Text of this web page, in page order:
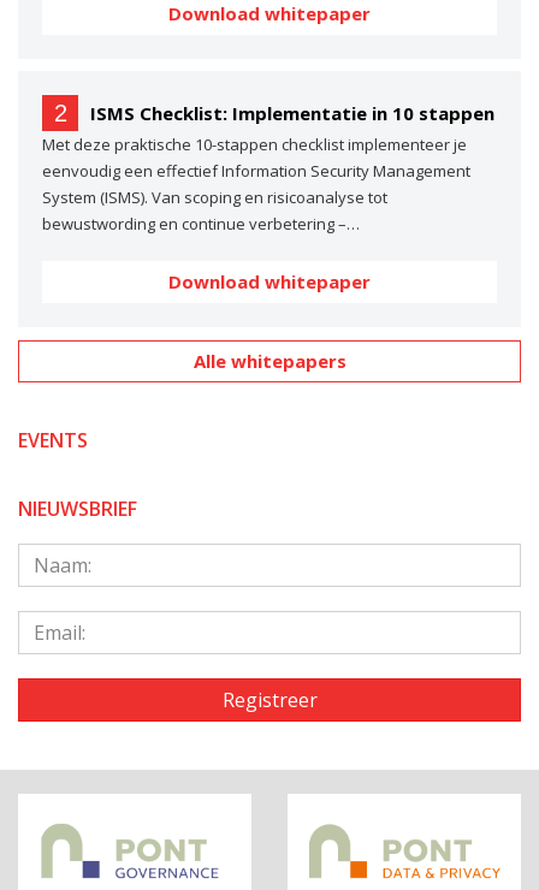
Download whitepaper
2 ISMS Checklist: Implementatie in 10 stappen
Met deze praktische 10-stappen checklist implementeer je
eenvoudig een effectief Information Security Management
System (ISMS). Van scoping en risicoanalyse tot
bewustwording en continue verbetering –…
Download whitepaper
Alle whitepapers
EVENTS
NIEUWSBRIEF